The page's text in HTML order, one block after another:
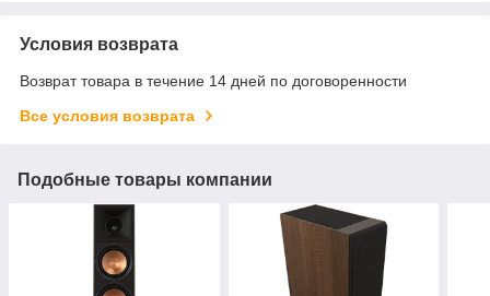
Условия возврата
Возврат товара в течение 14 дней по договоренности
Все условия возврата
Подобные товары компании